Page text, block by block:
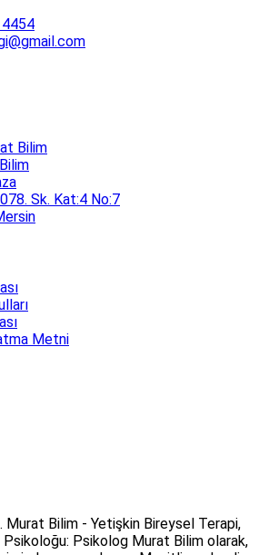
Bilim
Sk. Kat:4 No:7
Metni
Bilim - Yetişkin Bireysel Terapi,
Psikolog Murat Bilim olarak,